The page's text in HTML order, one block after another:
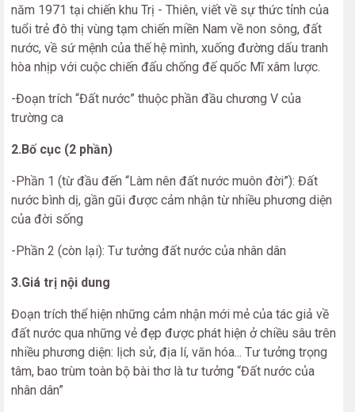
năm 1971 tại chiến khu Trị - Thiên, viết về sự thức tỉnh của
tuổi trẻ đô thị vùng tạm chiến miền Nam về non sông, đất
nước, về sứ mệnh của thế hệ mình, xuống đường dấu tranh
hòa nhịp với cuộc chiến đấu chống đế quốc Mĩ xâm lược.
-Đoạn trích “Đất nước” thuộc phần đầu chương V của
trường ca
2.Bố cục (2 phần)
-Phần 1 (từ đầu đến “Làm nên đất nước muôn đời”): Đất
nước bình dị, gần gũi được cảm nhận từ nhiều phương diện
của đời sống
-Phần 2 (còn lại): Tư tưởng đất nước của nhân dân
3.Giá trị nội dung
Đoạn trích thể hiện những cảm nhận mới mẻ của tác giả về
đất nước qua những vẻ đẹp được phát hiện ở chiều sâu trên
nhiều phương diện: lịch sử, địa lí, văn hóa... Tư tưởng trọng
tâm, bao trùm toàn bộ bài thơ là tư tưởng “Đất nước của
nhân dân”